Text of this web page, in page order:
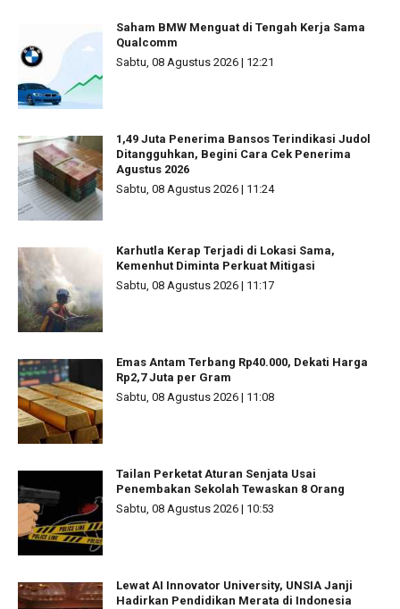
Saham BMW Menguat di Tengah Kerja Sama
Qualcomm
Sabtu, 08 Agustus 2026 | 12:21
1,49 Juta Penerima Bansos Terindikasi Judol
Ditangguhkan, Begini Cara Cek Penerima
Agustus 2026
Sabtu, 08 Agustus 2026 | 11:24
Karhutla Kerap Terjadi di Lokasi Sama,
Kemenhut Diminta Perkuat Mitigasi
Sabtu, 08 Agustus 2026 | 11:17
Emas Antam Terbang Rp40.000, Dekati Harga
Rp2,7 Juta per Gram
Sabtu, 08 Agustus 2026 | 11:08
Tailan Perketat Aturan Senjata Usai
Penembakan Sekolah Tewaskan 8 Orang
Sabtu, 08 Agustus 2026 | 10:53
Lewat AI Innovator University, UNSIA Janji
Hadirkan Pendidikan Merata di Indonesia